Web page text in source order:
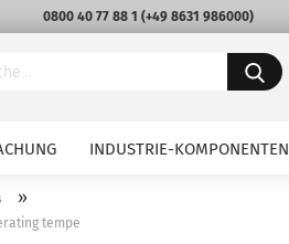
0800 40 77 88 1 (+49 8631 986000)
INDUSTRIE-KOMPONENTEN
»
tempe